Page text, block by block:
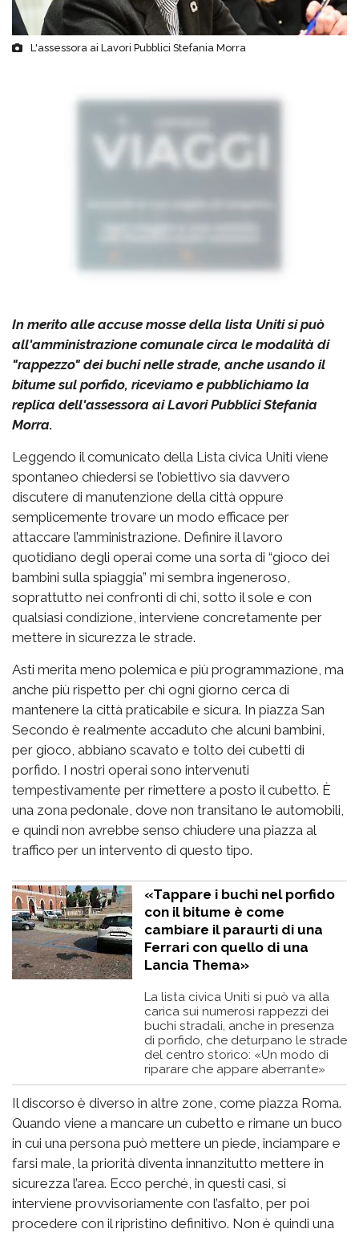
L'assessora ai Lavori Pubblici Stefania Morra
In merito alle accuse mosse della lista Uniti si può
all'amministrazione comunale circa le modalità di
"rappezzo" dei buchi nelle strade, anche usando il
bitume sul porfido, riceviamo e pubblichiamo la
replica dell'assessora ai Lavori Pubblici Stefania
Morra.
Leggendo il comunicato della Lista civica Uniti viene
spontaneo chiedersi se l’obiettivo sia davvero
discutere di manutenzione della città oppure
semplicemente trovare un modo efficace per
attaccare l’amministrazione. Definire il lavoro
quotidiano degli operai come una sorta di “gioco dei
bambini sulla spiaggia” mi sembra ingeneroso,
soprattutto nei confronti di chi, sotto il sole e con
qualsiasi condizione, interviene concretamente per
mettere in sicurezza le strade.
Asti merita meno polemica e più programmazione, ma
anche più rispetto per chi ogni giorno cerca di
mantenere la città praticabile e sicura. In piazza San
Secondo è realmente accaduto che alcuni bambini,
per gioco, abbiano scavato e tolto dei cubetti di
porfido. I nostri operai sono intervenuti
tempestivamente per rimettere a posto il cubetto. È
una zona pedonale, dove non transitano le automobili,
e quindi non avrebbe senso chiudere una piazza al
traffico per un intervento di questo tipo.
«Tappare i buchi nel porfido
con il bitume è come
cambiare il paraurti di una
Ferrari con quello di una
Lancia Thema»
La lista civica Uniti si può va alla
carica sui numerosi rappezzi dei
buchi stradali, anche in presenza
di porfido, che deturpano le strade
del centro storico: «Un modo di
riparare che appare aberrante»
Il discorso è diverso in altre zone, come piazza Roma.
Quando viene a mancare un cubetto e rimane un buco
in cui una persona può mettere un piede, inciampare e
farsi male, la priorità diventa innanzitutto mettere in
sicurezza l’area. Ecco perché, in questi casi, si
interviene provvisoriamente con l’asfalto, per poi
procedere con il ripristino definitivo. Non è quindi una